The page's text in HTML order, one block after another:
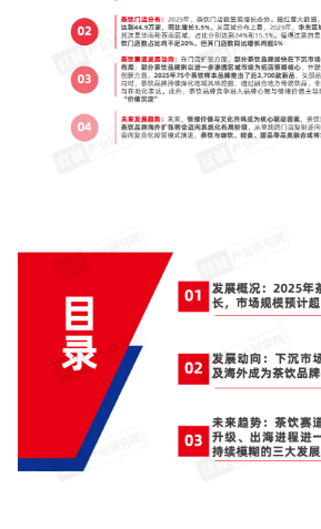
产品更新动态 帮助中心
行业洞察
品牌消费观 行业报告
培训课程
私域课程 新零售内参
增长俱乐部
增长俱乐部
商家社区 社群交流